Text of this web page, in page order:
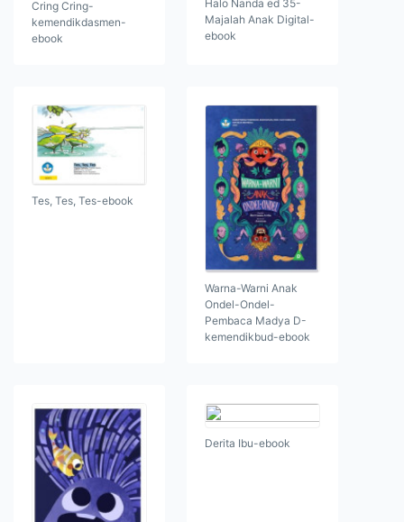
Cring Cring-
kemendikdasmen-
ebook
Halo Nanda ed 35-
Majalah Anak Digital-
ebook
Tes, Tes, Tes-ebook
Warna-Warni Anak
Ondel-Ondel-
Pembaca Madya D-
kemendikbud-ebook
Derita Ibu-ebook